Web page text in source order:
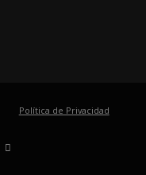
Política de Privacidad